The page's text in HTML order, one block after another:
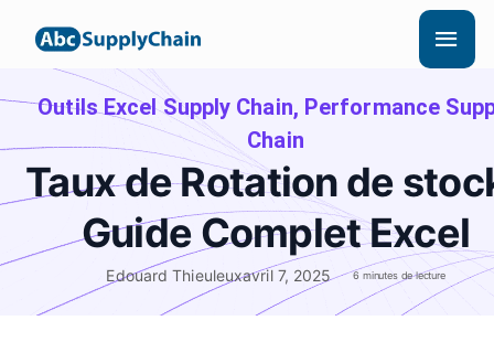
Outils Excel Supply Chain, Performance
Chain
Taux de Rotation de
Guide Complet Excel
Edouard Thieuleuxavril 7, 2025 6 minutes de lecture